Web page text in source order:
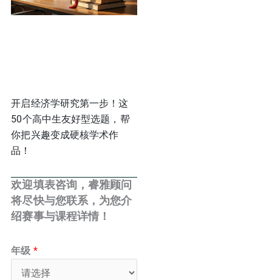
开启经济学研究第一步！这
50个高中生友好型选题，帮
你把兴趣变成硬核学术作
品！
欢迎填表咨询，睿雅顾问
将尽快与您联系，为您介
绍赛事与课程详情！
年级 *